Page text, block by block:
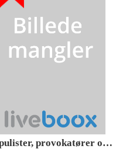
Populister, provokatører og progressive patrioter